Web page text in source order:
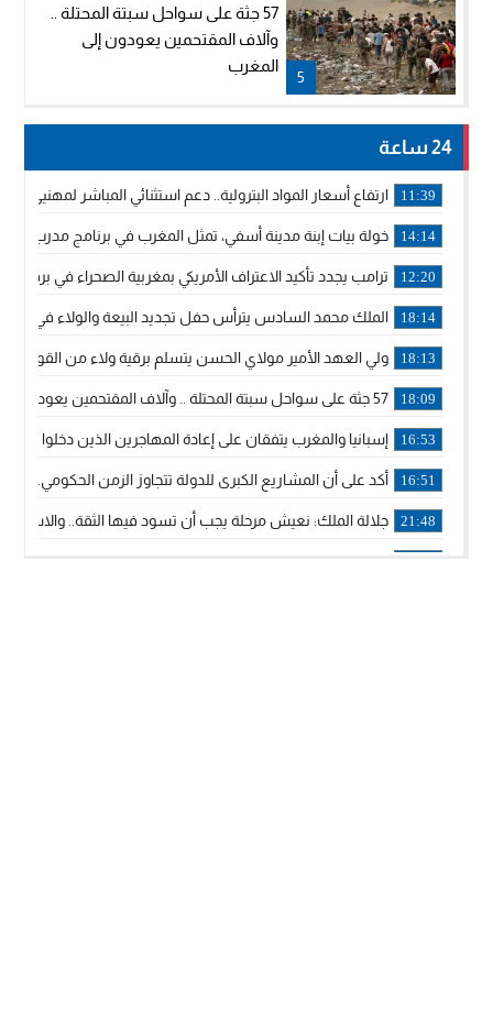
5
57 جثة على سواحل سبتة المحتلة ..
وآلاف المقتحمين يعودون إلى
المغرب
24 ساعة
11:39 ارتفاع أسعار المواد البترولية.. دعم استثنائي المباشر لمهنيي
14:14 خولة بيات إبنة مدينة أسفي، تمثل المغرب في برنامج مدرب
12:20 ترامب يجدد تأكيد الاعتراف الأمريكي بمغربية الصحراء في برقية
18:14 الملك محمد السادس يترأس حفل تجديد البيعة والولاء في
18:13 ولي العهد الأمير مولاي الحسن يتسلم برقية ولاء من القوات
18:09 57 جثة على سواحل سبتة المحتلة .. وآلاف المقتحمين يعودون إلى المغرب
16:53 إسبانيا والمغرب يتفقان على إعادة المهاجرين الذين دخلوا سبتة
16:51 أكد على أن المشاريع الكبرى للدولة تتجاوز الزمن الحكومي..
21:48 جلالة الملك: نعيش مرحلة يجب أن تسود فيها الثقة..